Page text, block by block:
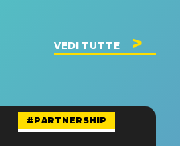
VEDI TUTTE
#PARTNERSHIP